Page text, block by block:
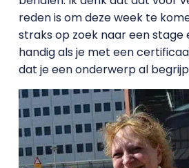
reden is om deze week te
straks op zoek naar een stage
handig als je met een
dat je een onderwerp al